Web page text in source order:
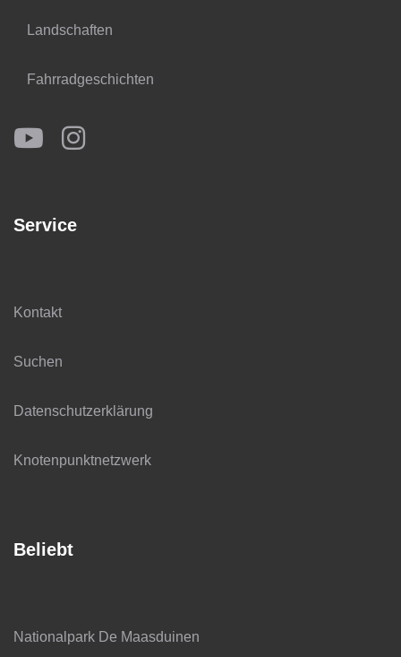
Landschaften
Fahrradgeschichten
Service
Kontakt
Suchen
Datenschutzerklärung
Knotenpunktnetzwerk
Beliebt
Nationalpark De Maasduinen